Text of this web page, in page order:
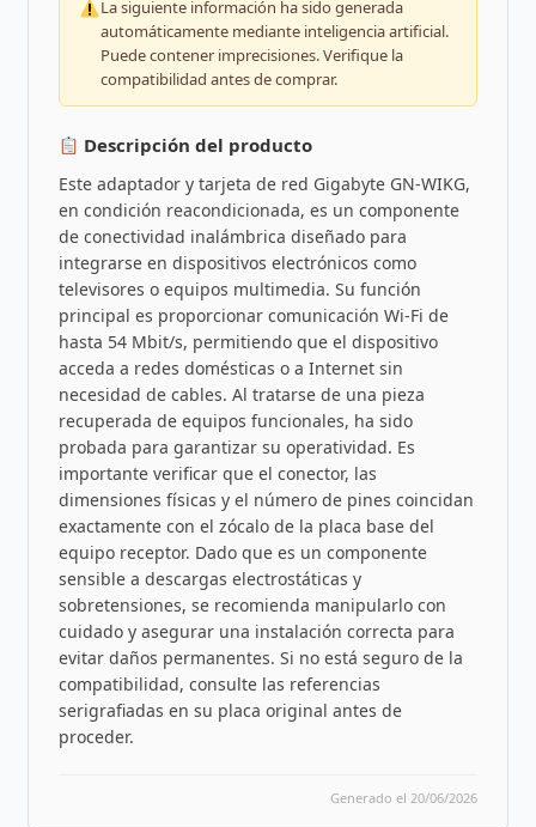
La siguiente información ha sido generada
automáticamente mediante inteligencia artificial.
Puede contener imprecisiones. Verifique la
compatibilidad antes de comprar.
Descripción del producto
Este adaptador y tarjeta de red Gigabyte GN-WIKG,
en condición reacondicionada, es un componente
de conectividad inalámbrica diseñado para
integrarse en dispositivos electrónicos como
televisores o equipos multimedia. Su función
principal es proporcionar comunicación Wi-Fi de
hasta 54 Mbit/s, permitiendo que el dispositivo
acceda a redes domésticas o a Internet sin
necesidad de cables. Al tratarse de una pieza
recuperada de equipos funcionales, ha sido
probada para garantizar su operatividad. Es
importante verificar que el conector, las
dimensiones físicas y el número de pines coincidan
exactamente con el zócalo de la placa base del
equipo receptor. Dado que es un componente
sensible a descargas electrostáticas y
sobretensiones, se recomienda manipularlo con
cuidado y asegurar una instalación correcta para
evitar daños permanentes. Si no está seguro de la
compatibilidad, consulte las referencias
serigrafiadas en su placa original antes de
proceder.
Generado el 20/06/2026